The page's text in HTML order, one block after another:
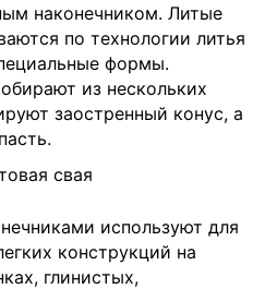
наконечником. Литые
по технологии литья
формы.
из нескольких
заостренный конус, а
используют для
конструкций на
глинистых,